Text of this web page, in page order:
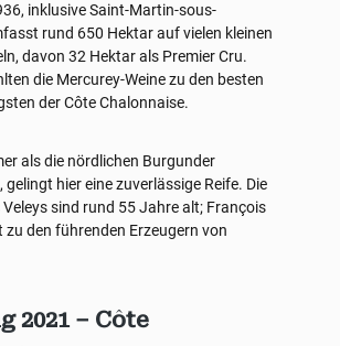
inklusive Saint-Martin-sous-
rund 650 Hektar auf vielen kleinen
davon 32 Hektar als Premier Cru.
die Mercurey-Weine zu den besten
der Côte Chalonnaise.
als die nördlichen Burgunder
gelingt hier eine zuverlässige Reife. Die
Veleys sind rund 55 Jahre alt; François
zu den führenden Erzeugern von
2021 – Côte